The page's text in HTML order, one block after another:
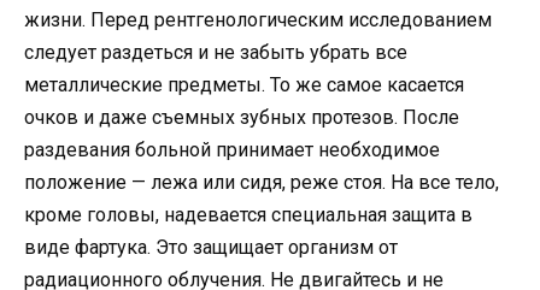
жизни. Перед рентгенологическим исследованием
следует раздеться и не забыть убрать все
металлические предметы. То же самое касается
очков и даже съемных зубных протезов. После
раздевания больной принимает необходимое
положение — лежа или сидя, реже стоя. На все тело,
кроме головы, надевается специальная защита в
виде фартука. Это защищает организм от
радиационного облучения. Не двигайтесь и не